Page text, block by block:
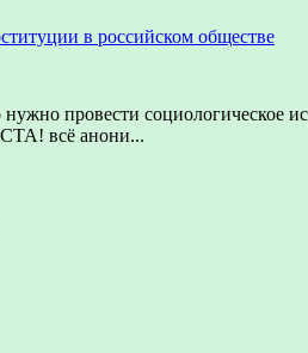
в российском обществе
провести социологическое
всё анони...